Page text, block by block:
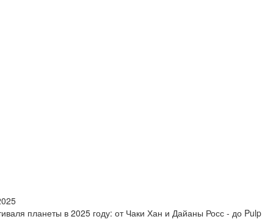
планеты в 2025 году: от Чаки Хан и Дайаны Росс - до Pulp